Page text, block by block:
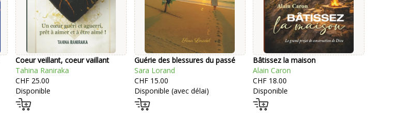
Coeur veillant, coeur vaillant
Tahina Raniraka
CHF 25.00
Disponible
Guérie des blessures du passé
Sara Lorand
CHF 15.00
Disponible (avec délai)
Bâtissez la maison
Alain Caron
CHF 18.00
Disponible